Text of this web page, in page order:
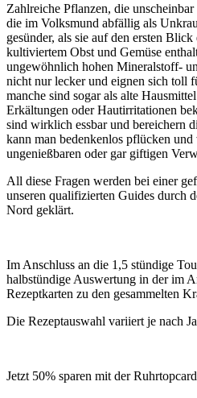
Zahlreiche Pflanzen, die
die im Volksmund abfällig als
gesünder, als sie auf den ersten
kultiviertem Obst und Gemüse
ungewöhnlich hohen Mineralstoff-
nicht nur lecker und eignen sich toll
manche sind sogar als alte
Erkältungen oder Hautirritationen
sind wirklich essbar und bereichern
kann man bedenkenlos pflücken
ungenießbaren oder gar giftigen
All diese Fragen werden bei einer
unseren qualifizierten Guides durch
Nord geklärt.
Im Anschluss an die 1,5 stündige
halbstündige Auswertung in der im
Rezeptkarten zu den gesammelten
Die Rezeptauswahl variiert je nach
Jetzt 50% sparen mit der